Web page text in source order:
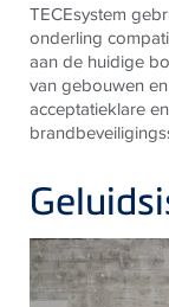
TECEsystem
onderling
aan de huidige
van gebouwen
acceptatieklare